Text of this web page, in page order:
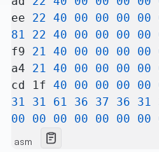
ee 22 40 00 00 00 00
81
22 40 00 00 00 00
f9 21 40 00 00 00 00
a4 21 40 00 00 00 00
cd 1f 40 00 00 00 00
31
31 61 36 37 36 31
00 00 00 00 00 00 00
asm